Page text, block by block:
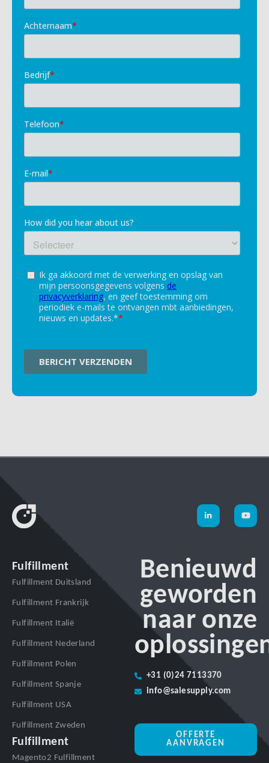
Fulfillment
Fulfillment Duitsland
Fulfillment Frankrijk
Fulfillment Italië
Fulfillment Nederland
Fulfillment Polen
Fulfillment Spanje
Fulfillment USA
Fulfillment Zweden
Fulfillment
Magento2 Fulfillment
Benieuwd
geworden
naar onze
+31 (0)24 7113370
info@salesupply.com
OFFERTE
AANVRAGEN